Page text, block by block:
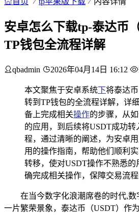
安卓怎么下载tp-泰达币
TP钱包全流程详解
qbadmin 2026年04月14日 16:12
本文聚焦于安卓系统下将泰达
转到TP钱包的全流程详解，详
备上完成相关操作的步骤，从
的应用，到后续将USDT成功转
程，通过清晰的阐述，为安卓
用的操作指南，帮助他们顺利
转移，使对USDT操作不熟悉的
确完成相关操作，保障交易流程
在当今数字化浪潮席卷的时代,
一片繁荣景象，泰达币（USDT）作